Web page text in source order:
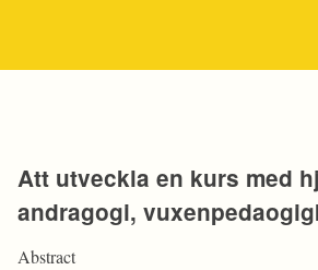
Att utveckla en kurs med
andragogi,
Abstract